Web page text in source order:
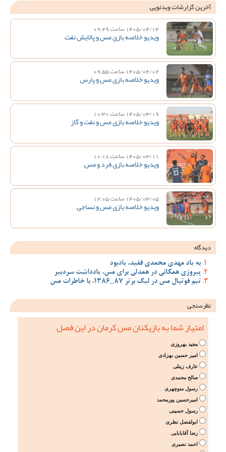
آخرین گزارشات ویدئویی
1405/04/14 ساعت 09:29
ویدیو خلاصه بازی مس و پالایش نفت
1405/04/02 ساعت 09:55
ویدیو خلاصه بازی مس و پارس
1405/03/19 ساعت 10:30
ویدیو خلاصه بازی مس و نفت و گاز
1405/03/11 ساعت 10:18
ویدیو خلاصه بازی فرد و مس
1405/03/05 ساعت 12:05
ویدیو خلاصه بازی مس و نساجی
دیدگاه
به یاد مهدی محمدی فقید، یادبود
پیروزی همگانی در همدلی برای مس، یادداشت سردبیر
تیم فوتبال مس در لیگ برتر 87_1386، با خاطرات مس
نظرسنجی
امتیاز شما به بازیکنان مس کرمان در این فصل
مجید بهروزی
امیر حسین بهزادی
عارف زینلی
صالح محمدی
رسول منوچهری
امیرحسین پورمحمد
رسول حسینی
ابولفضل نظری
رضا آقابابایی
احمد نصیری